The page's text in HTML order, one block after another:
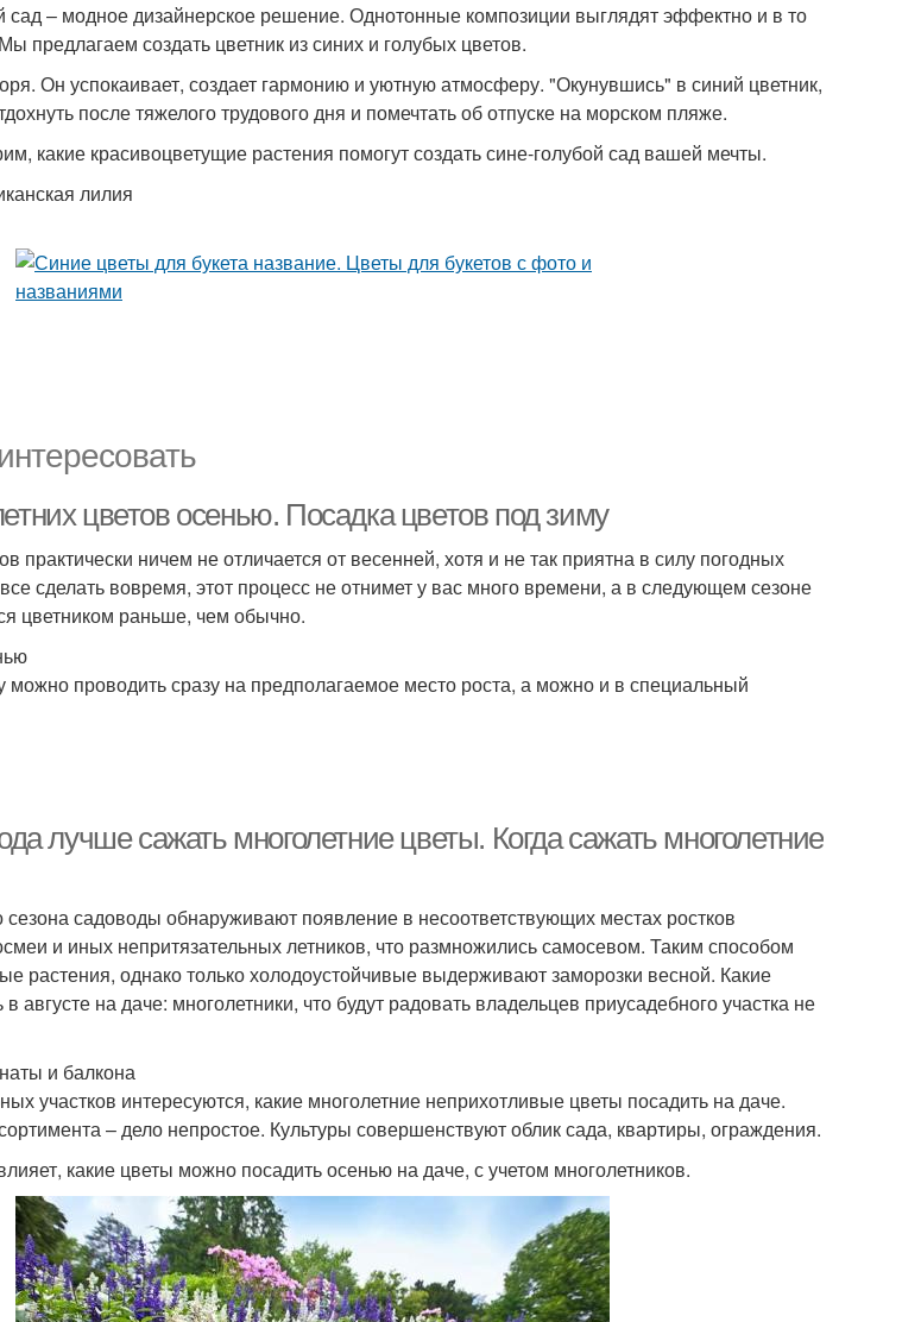
– модное дизайнерское решение. Однотонные композиции выглядят эффектно и в то
предлагаем создать цветник из синих и голубых цветов.
Он успокаивает, создает гармонию и уютную атмосферу. "Окунувшись" в синий цветник,
после тяжелого трудового дня и помечтать об отпуске на морском пляже.
какие красивоцветущие растения помогут создать сине-голубой сад вашей мечты.
лилия
цветов осенью. Посадка цветов под зиму
практически ничем не отличается от весенней, хотя и не так приятна в силу погодных
сделать вовремя, этот процесс не отнимет у вас много времени, а в следующем сезоне
цветником раньше, чем обычно.
можно проводить сразу на предполагаемое место роста, а можно и в специальный
лучше сажать многолетние цветы. Когда сажать многолетние
садоводы обнаруживают появление в несоответствующих местах ростков
и иных непритязательных летников, что размножились самосевом. Таким способом
растения, однако только холодоустойчивые выдерживают заморозки весной. Какие
августе на даче: многолетники, что будут радовать владельцев приусадебного участка не
и балкона
участков интересуются, какие многолетние неприхотливые цветы посадить на даче.
– дело непростое. Культуры совершенствуют облик сада, квартиры, ограждения.
какие цветы можно посадить осенью на даче, с учетом многолетников.